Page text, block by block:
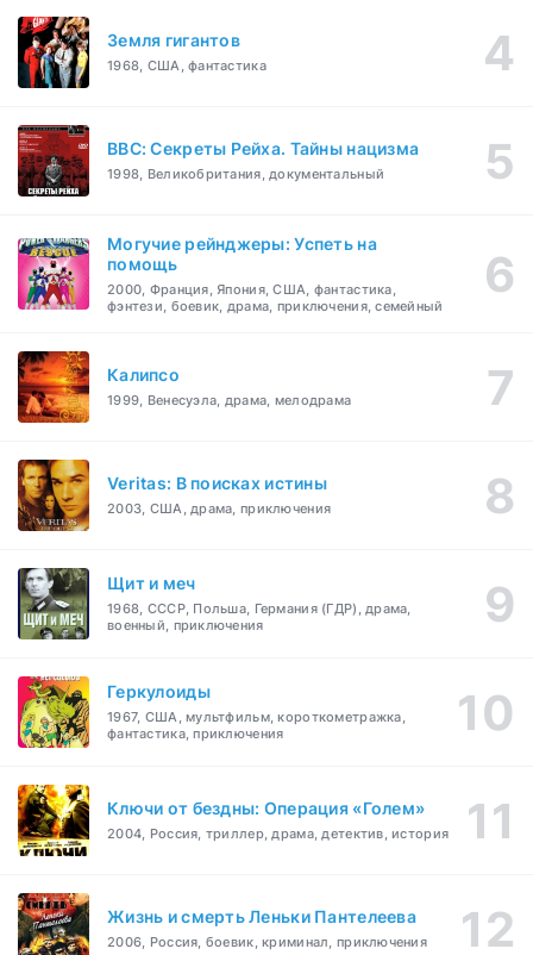
Земля гигантов
1968, США, фантастика
BBC: Секреты Рейха. Тайны нацизма
1998, Великобритания, документальный
Могучие рейнджеры: Успеть на
помощь
2000, Франция, Япония, США, фантастика,
фэнтези, боевик, драма, приключения, семейный
Калипсо
1999, Венесуэла, драма, мелодрама
Veritas: В поисках истины
2003, США, драма, приключения
Щит и меч
1968, СССР, Польша, Германия (ГДР), драма,
военный, приключения
Геркулоиды
1967, США, мультфильм, короткометражка,
фантастика, приключения
Ключи от бездны: Операция «Голем»
2004, Россия, триллер, драма, детектив, история
Жизнь и смерть Леньки Пантелеева
2006, Россия, боевик, криминал, приключения